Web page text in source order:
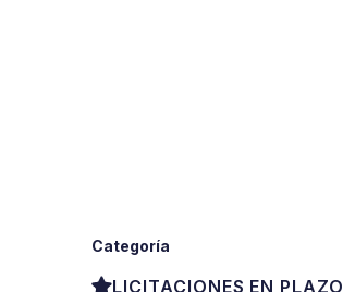
Categoría
LICITACIONES EN PLAZO